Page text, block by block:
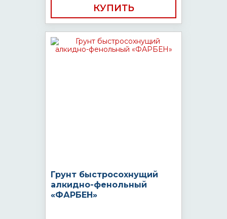
КУПИТЬ
Грунт быстросохнущий
алкидно-фенольный
«ФАРБЕН»